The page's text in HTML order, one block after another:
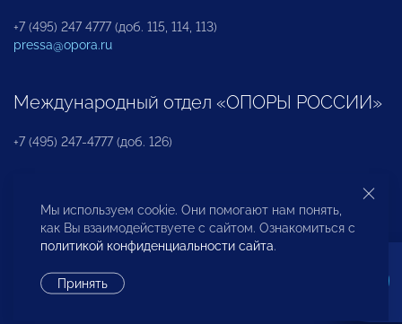
+7 (495) 247 4777 (доб. 115, 114, 113)
pressa@opora.ru
Международный отдел «ОПОРЫ РОССИИ»
+7 (495) 247-4777 (доб. 126)
Бюро по защите прав предпринимателей и
инвесторов
Мы используем cookie. Они помогают нам понять,
как Вы взаимодействуете с сайтом. Ознакомиться с
политикой конфиденциальности сайта.
Принять